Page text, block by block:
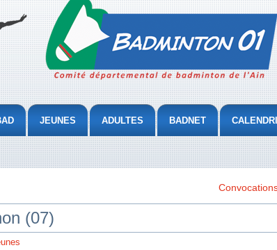
JEUNES ADULTES BADNET
(07)